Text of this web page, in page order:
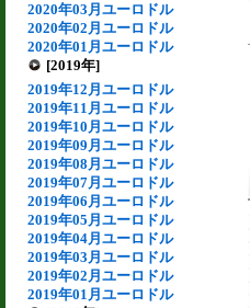
2020年03月ユーロドル
2020年02月ユーロドル
2020年01月ユーロドル
[2019年]
2019年12月ユーロドル
2019年11月ユーロドル
2019年10月ユーロドル
2019年09月ユーロドル
2019年08月ユーロドル
2019年07月ユーロドル
2019年06月ユーロドル
2019年05月ユーロドル
2019年04月ユーロドル
2019年03月ユーロドル
2019年02月ユーロドル
2019年01月ユーロドル